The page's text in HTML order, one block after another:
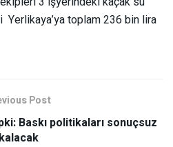
Yerlikaya’ya toplam 236 bin lira
Post
Baskı politikaları sonuçsuz
kalacak